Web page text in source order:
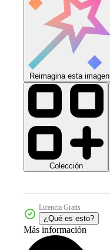
Reimagina esta imagen
Colección
Licencia Gratis
¿Qué es esto?
Más información